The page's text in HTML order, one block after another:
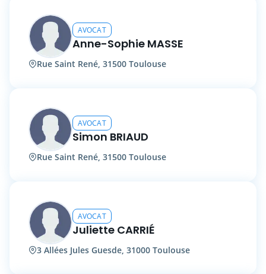
AVOCAT
Anne-Sophie MASSE
Rue Saint René, 31500 Toulouse
AVOCAT
Simon BRIAUD
Rue Saint René, 31500 Toulouse
AVOCAT
Juliette CARRIÉ
3 Allées Jules Guesde, 31000 Toulouse